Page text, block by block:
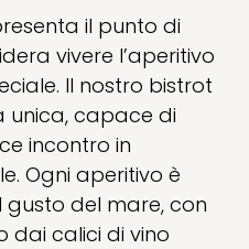
il punto di
vivere l’aperitivo
Il nostro bistrot
unica, capace di
incontro in
Ogni aperitivo è
del mare, con
dai calici di vino